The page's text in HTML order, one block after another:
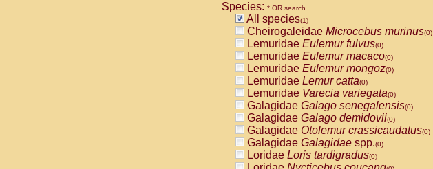
Species: * OR search
All species(1)
Cheirogaleidae Microcebus murinus(0)
Lemuridae Eulemur fulvus(0)
Lemuridae Eulemur macaco(0)
Lemuridae Eulemur mongoz(0)
Lemuridae Lemur catta(0)
Lemuridae Varecia variegata(0)
Galagidae Galago senegalensis(0)
Galagidae Galago demidovii(0)
Galagidae Otolemur crassicaudatus(0)
Galagidae Galagidae spp.(0)
Loridae Loris tardigradus(0)